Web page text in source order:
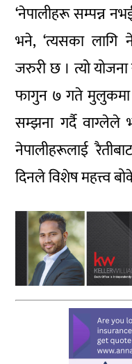
‘नेपालीहरू सम्पन्न
भने, ‘त्यसका
जरुरी छ । त्यो योजना
फागुन ७ गते मुलुकमा
सम्झना गर्दै
नेपालीहरूलाई
दिनले विशेष महत्त्व